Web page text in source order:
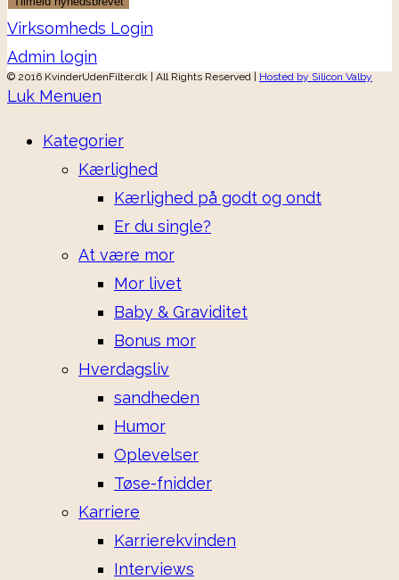
Virksomheds Login
Admin login
© 2016 KvinderUdenFilter.dk | All Rights Reserved | Hosted by Silicon Valby
Luk Menuen
Kategorier
Kærlighed
Kærlighed på godt og ondt
Er du single?
At være mor
Mor livet
Baby & Graviditet
Bonus mor
Hverdagsliv
sandheden
Humor
Oplevelser
Tøse-fnidder
Karriere
Karrierekvinden
Interviews